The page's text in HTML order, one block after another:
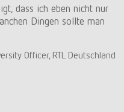
dass ich eben nicht nur
Dingen sollte man
Officer, RTL Deutschland